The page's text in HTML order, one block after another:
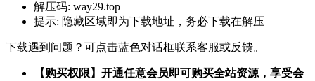
解压码: way29.top
提示: 隐藏区域即为下载地址，务必下载在解压
下载遇到问题？可点击蓝色对话框联系客服或反馈。
【购买权限】开通任意会员即可购买全站资源，享受会